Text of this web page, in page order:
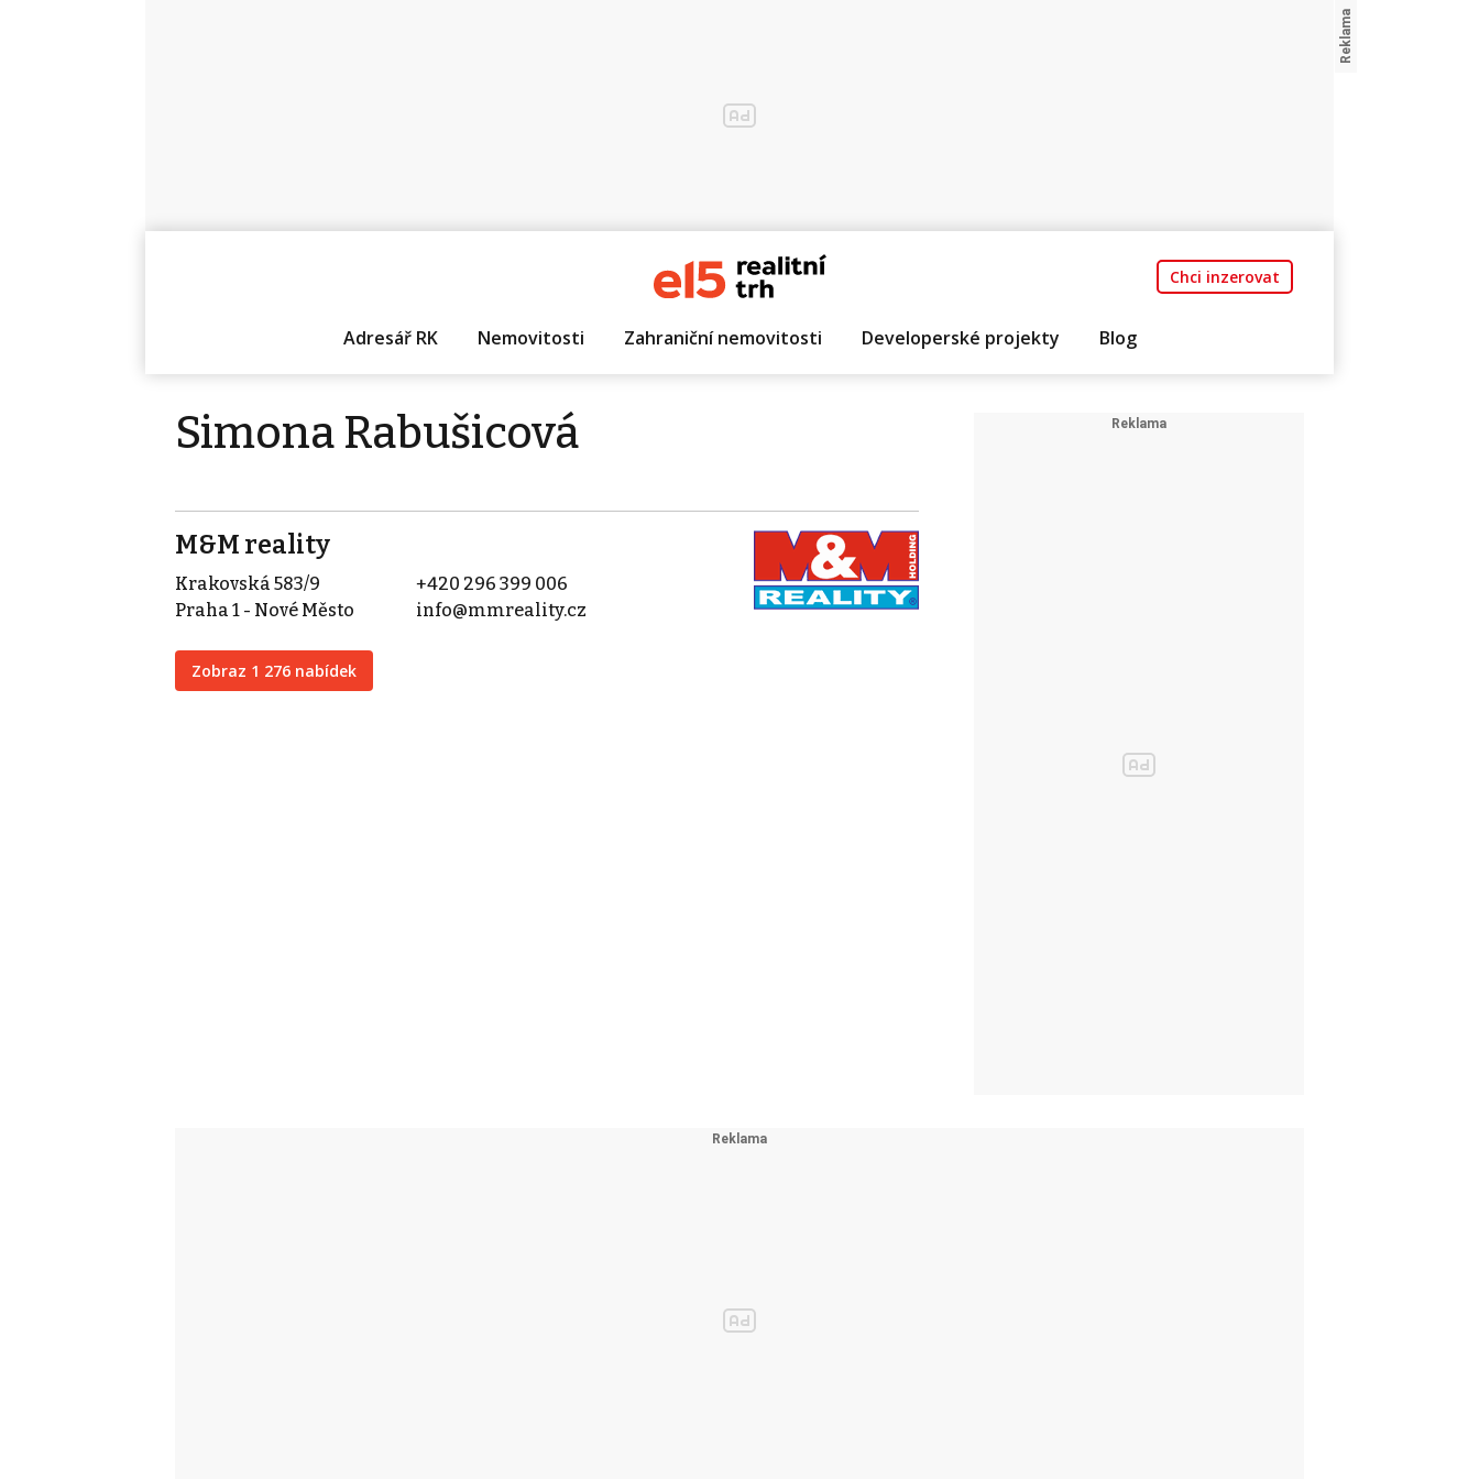
Chci inzerovat
Adresář RK Nemovitosti Zahraniční nemovitosti Developerské projekty Blog
Simona Rabušicová
M&M reality
Krakovská 583/9
Praha 1 - Nové Město
Zobraz 1 276 nabídek
+420 296 399 006
info@mmreality.cz